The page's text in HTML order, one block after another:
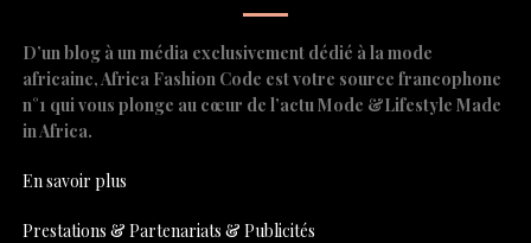
D’un blog à un média exclusivement dédié à la mode
africaine, Africa Fashion Code est votre source francophone
n°1 qui vous plonge au cœur de l’actu Mode &Lifestyle Made
in Africa.
En savoir plus
Prestations & Partenariats & Publicités